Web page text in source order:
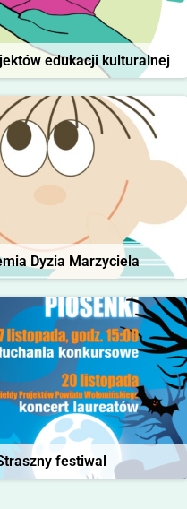
edukacji kulturalnej
Dyzia Marzyciela
festiwal